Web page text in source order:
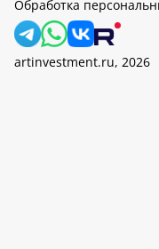
Обработка
artinvestment.ru, 2026